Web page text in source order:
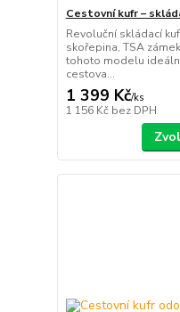
Cestovní kufr –
Revoluční skládací
skořepina, TSA
tohoto modelu
cestova...
1 399 Kč/ks
1 156 Kč bez DPH